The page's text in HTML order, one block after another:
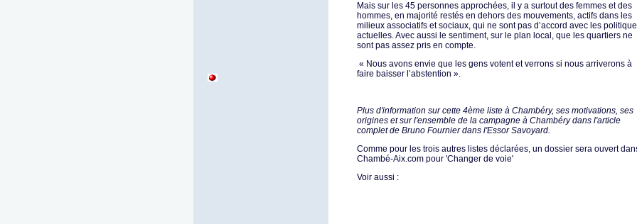
Mais sur les 45 personnes approchées, il y a surtout des femmes et des
hommes, en majorité restés en dehors des mouvements, actifs dans les
milieux associatifs et sociaux, qui ne sont pas d’accord avec les
actuelles. Avec aussi le sentiment, sur le plan local, que les quartiers ne
sont pas assez pris en compte.
« Nous avons envie que les gens votent et verrons si nous arriverons à
faire baisser l’abstention ».
Plus d'information sur cette 4ème liste à Chambéry, ses motivations, ses
origines et sur l'ensemble de la campagne à Chambéry dans l'article
complet de Bruno Fournier dans l'Essor Savoyard.
Comme pour les trois autres listes déclarées, un dossier sera ouvert
Chambé-Aix.com pour 'Changer de voie'
Voir aussi :